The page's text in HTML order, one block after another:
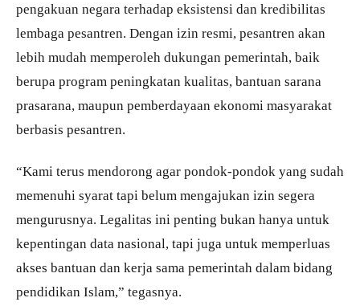
pengakuan negara terhadap eksistensi dan kredibilitas
lembaga pesantren. Dengan izin resmi, pesantren akan
lebih mudah memperoleh dukungan pemerintah, baik
berupa program peningkatan kualitas, bantuan sarana
prasarana, maupun pemberdayaan ekonomi masyarakat
berbasis pesantren.
“Kami terus mendorong agar pondok-pondok yang sudah
memenuhi syarat tapi belum mengajukan izin segera
mengurusnya. Legalitas ini penting bukan hanya untuk
kepentingan data nasional, tapi juga untuk memperluas
akses bantuan dan kerja sama pemerintah dalam bidang
pendidikan Islam,” tegasnya.